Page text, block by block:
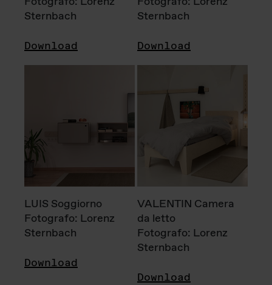
Sternbach
Download
Sternbach
Download
LUIS Soggiorno
Fotografo: Lorenz
Sternbach
Download
VALENTIN Camera
da letto
Fotografo: Lorenz
Sternbach
Download